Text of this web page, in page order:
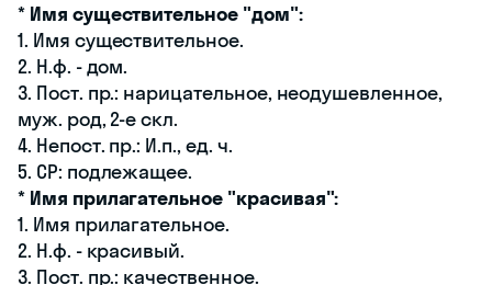
* Имя существительное "дом":
1. Имя существительное.
2. Н.ф. - дом.
3. Пост. пр.: нарицательное, неодушевленное,
муж. род, 2-е скл.
4. Непост. пр.: И.п., ед. ч.
5. СР: подлежащее.
* Имя прилагательное "красивая":
1. Имя прилагательное.
2. Н.ф. - красивый.
3. Пост. пр.: качественное.